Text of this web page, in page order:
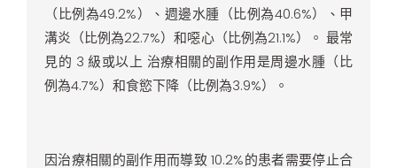
（比例為49.2%）、週邊水腫（比例為40.6%）、甲
溝炎（比例為22.7%）和噁心（比例為21.1%）。 最常
見的 3 級或以上 治療相關的副作用是周邊水腫（比
例為4.7%）和食慾下降（比例為3.9%）。
因治療相關的副作用而導致 10.2%的患者需要停止合